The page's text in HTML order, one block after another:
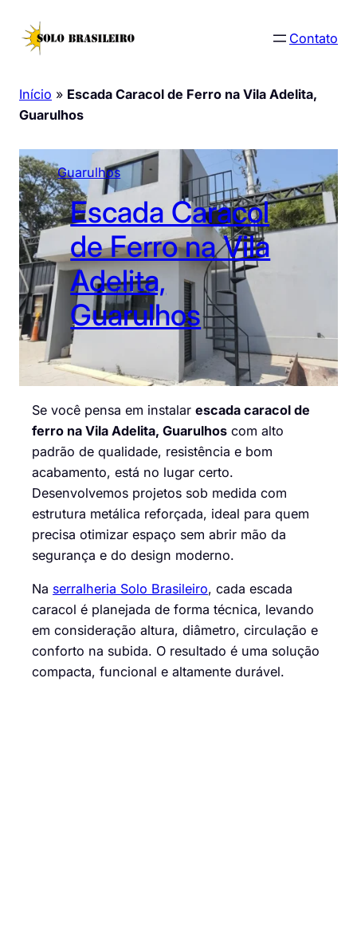
para
Contato
Início » Escada Caracol de Ferro na Vila Adelita,
Guarulhos
Guarulhos
Escada Caracol
de Ferro na Vila
Adelita,
Guarulhos
Se você pensa em instalar escada caracol de
ferro na Vila Adelita, Guarulhos com alto
padrão de qualidade, resistência e bom
acabamento, está no lugar certo.
Desenvolvemos projetos sob medida com
estrutura metálica reforçada, ideal para quem
precisa otimizar espaço sem abrir mão da
segurança e do design moderno.
Na serralheria Solo Brasileiro, cada escada
caracol é planejada de forma técnica, levando
em consideração altura, diâmetro, circulação e
conforto na subida. O resultado é uma solução
compacta, funcional e altamente durável.